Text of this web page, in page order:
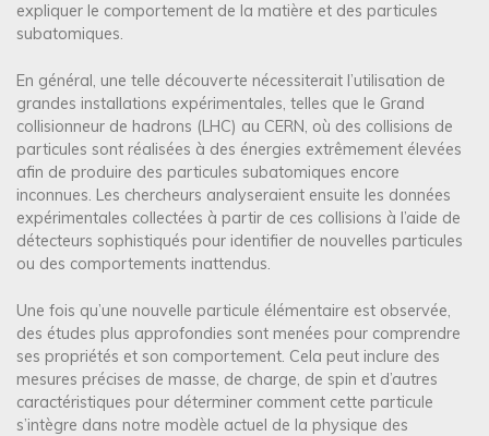
expliquer le comportement de la matière et des particules
subatomiques.
En général, une telle découverte nécessiterait l’utilisation de
grandes installations expérimentales, telles que le Grand
collisionneur de hadrons (LHC) au CERN, où des collisions de
particules sont réalisées à des énergies extrêmement élevées
afin de produire des particules subatomiques encore
inconnues. Les chercheurs analyseraient ensuite les données
expérimentales collectées à partir de ces collisions à l’aide de
détecteurs sophistiqués pour identifier de nouvelles particules
ou des comportements inattendus.
Une fois qu’une nouvelle particule élémentaire est observée,
des études plus approfondies sont menées pour comprendre
ses propriétés et son comportement. Cela peut inclure des
mesures précises de masse, de charge, de spin et d’autres
caractéristiques pour déterminer comment cette particule
s’intègre dans notre modèle actuel de la physique des